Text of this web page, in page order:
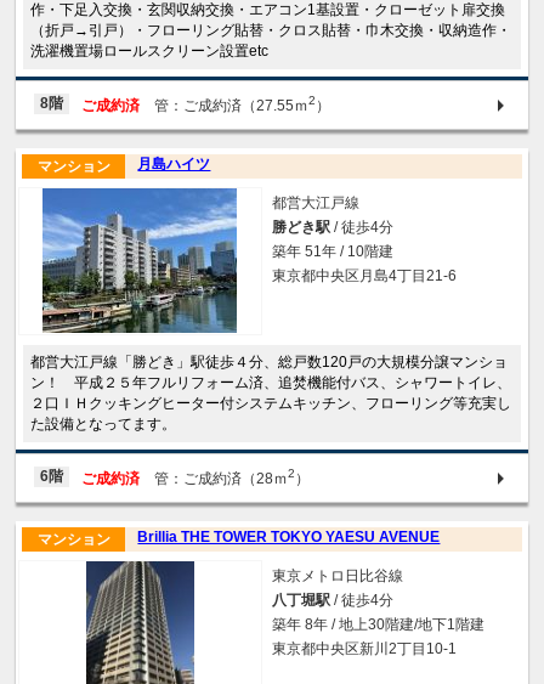
作・下足入交換・玄関収納交換・エアコン1基設置・クローゼット扉交換
（折戸→引戸）・フローリング貼替・クロス貼替・巾木交換・収納造作・
洗濯機置場ロールスクリーン設置etc
8階 ご成約済 管：ご成約済（27.55ｍ2 ）
月島ハイツ
マンション
都営大江戸線
勝どき駅 / 徒歩4分
築年 51年 / 10階建
東京都中央区月島4丁目21-6
都営大江戸線「勝どき」駅徒歩４分、総戸数120戸の大規模分譲マンショ
ン！ 平成２５年フルリフォーム済、追焚機能付バス、シャワートイレ、
２口ＩＨクッキングヒーター付システムキッチン、フローリング等充実し
た設備となってます。
6階 ご成約済 管：ご成約済（28ｍ2 ）
Brillia THE TOWER TOKYO YAESU AVENUE
マンション
東京メトロ日比谷線
八丁堀駅 / 徒歩4分
築年 8年 / 地上30階建/地下1階建
東京都中央区新川2丁目10-1